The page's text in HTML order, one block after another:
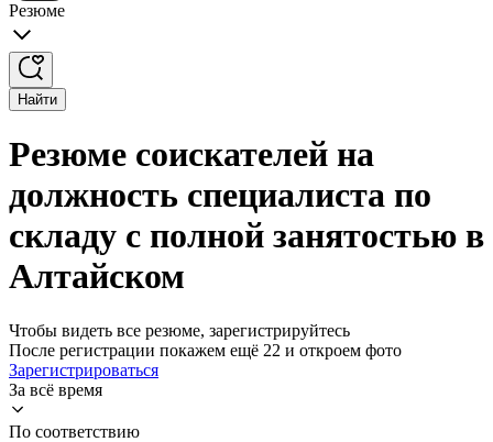
Резюме
Найти
Резюме соискателей на
должность специалиста по
складу с полной занятостью в
Алтайском
Чтобы видеть все резюме, зарегистрируйтесь
После регистрации покажем ещё 22 и откроем фото
Зарегистрироваться
За всё время
По соответствию